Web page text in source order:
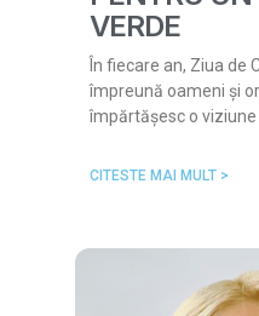
VERDE
În fiecare an, Ziua de
împreună oameni și
împărtășesc o
CITESTE MAI MULT >